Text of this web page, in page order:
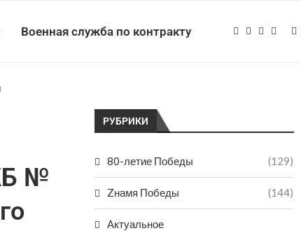
Военная служба по контракту
№
РУБРИКИ
80-летие Победы (129)
Zнамя Победы (144)
Актуальное